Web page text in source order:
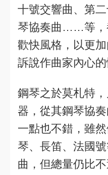
十號交響曲、第
琴協奏曲……等，
歡快風格，以更
訴說作曲家內心的
鋼琴之於莫札特
器，從其鋼琴協
一點也不錯，雖
琴、長笛、法國
曲，但總量仍比